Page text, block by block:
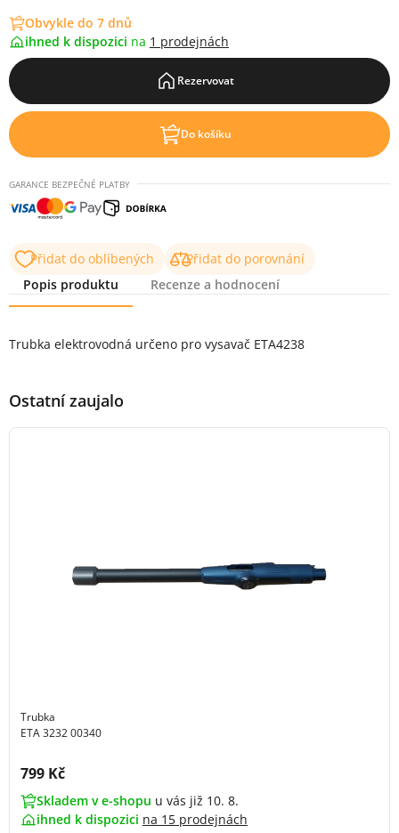
Obvykle do 7 dnů
ihned k dispozici na 1 prodejnách
Rezervovat
Do košíku
GARANCE BEZPEČNÉ PLATBY
Přidat do oblíbených
Přidat do porovnání
Popis produktu
Recenze a hodnocení
Trubka elektrovodná určeno pro vysavač ETA4238
Ostatní zaujalo
Trubka
ETA 3232 00340
Cena s DPH:
799 Kč
Skladem v e-shopu u vás již 10. 8.
ihned k dispozici na 15 prodejnách